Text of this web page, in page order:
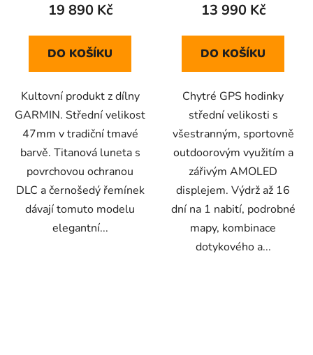
19 890 Kč
DO KOŠÍKU
Kultovní produkt z dílny
GARMIN. Střední velikost
47mm v tradiční tmavé
barvě. Titanová luneta s
povrchovou ochranou
DLC a černošedý řemínek
dávají tomuto modelu
elegantní...
13 990 Kč
DO KOŠÍKU
Chytré GPS hodinky
střední velikosti s
všestranným, sportovně
outdoorovým využitím a
zářivým AMOLED
displejem. Výdrž až 16
dní na 1 nabití, podrobné
mapy, kombinace
dotykového a...